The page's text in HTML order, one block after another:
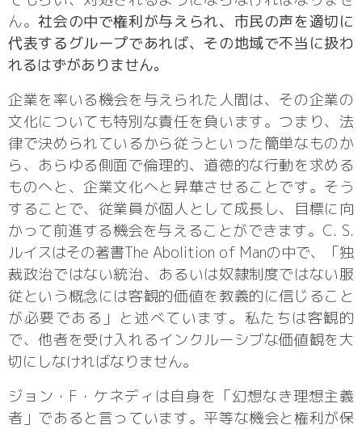
ん。社会の中で権利が与えられ、市民の声を適切に
代表するグループであれば、その地域で不当に扱わ
れるはずがありません。
企業を率いる機会を与えられた人間は、その企業の
文化についても特別な責任を負います。つまり、法
律で決められているから従うといった簡単なものか
ら、あらゆる側面で倫理的、道徳的な行動を求める
ものへと、企業文化へと昇華させることです。そう
することで、従業員が個人として成長し、目標に向
かって前進する機会を与えることができます。C. S.
ルイスはその著書The Abolition of Manの中で、「独
裁政治ではない統治、あるいは奴隷制度ではない服
従という概念には客観的価値を教義的に信じること
が必要である」と述べています。私たちは客観的
で、他者を受け入れるインクルーシブな価値観を大
切にしなければなりません。
ジョン・F・ケネディは自身を「幻想なき理想主義
者」であると言っています。平等な機会と権利が保